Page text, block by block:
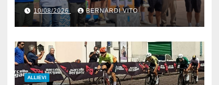
Pecognaga – Doppia gara
Esordienti – Organizzazione
Ciclo Club Guidizzolo 1977:
Fotoservizio di Paolo Biondo
10/08/2026 BERNARDI VITO
ALLIEVI